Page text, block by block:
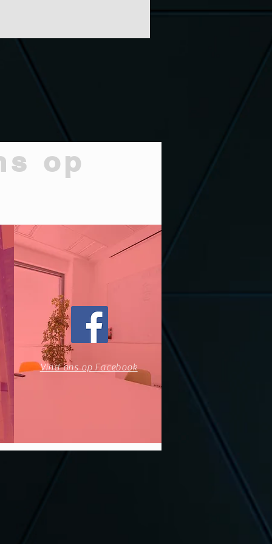
op
Vind ons op Facebook